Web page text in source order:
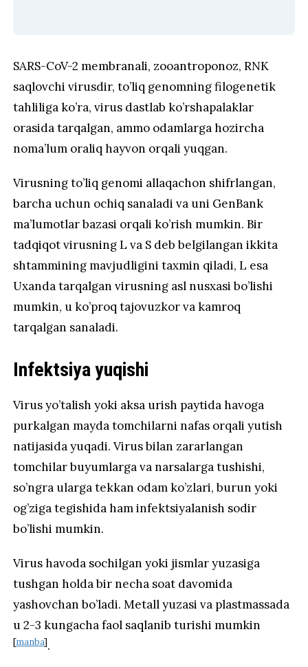
SARS-CoV-2 membranali, zooantroponoz, RNK
saqlovchi virusdir, to’liq genomning filogenetik
tahliliga ko’ra, virus dastlab ko’rshapalaklar
orasida tarqalgan, ammo odamlarga hozircha
noma’lum oraliq hayvon orqali yuqgan.
Virusning to’liq genomi allaqachon shifrlangan,
barcha uchun ochiq sanaladi va uni GenBank
ma’lumotlar bazasi orqali ko’rish mumkin. Bir
tadqiqot virusning L va S deb belgilangan ikkita
shtammining mavjudligini taxmin qiladi, L esa
Uxanda tarqalgan virusning asl nusxasi bo’lishi
mumkin, u ko’proq tajovuzkor va kamroq
tarqalgan sanaladi.
Infektsiya yuqishi
Virus yo’talish yoki aksa urish paytida havoga
purkalgan mayda tomchilarni nafas orqali yutish
natijasida yuqadi. Virus bilan zararlangan
tomchilar buyumlarga va narsalarga tushishi,
so’ngra ularga tekkan odam ko’zlari, burun yoki
og’ziga tegishida ham infektsiyalanish sodir
bo’lishi mumkin.
Virus havoda sochilgan yoki jismlar yuzasiga
tushgan holda bir necha soat davomida
yashovchan bo’ladi. Metall yuzasi va plastmassada
u 2-3 kungacha faol saqlanib turishi mumkin
[manba].